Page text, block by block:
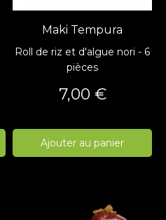
Maki Tempura
Roll de riz et d'algue nori - 6
pièces
Prix
7,00 €
Ajouter au panier